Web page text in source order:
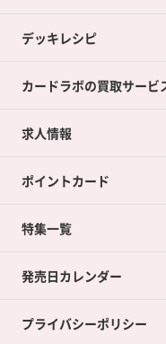
デッキレシピ
カードラボの買取サービ
カードラボの買取サービ
店舗買取について
ネット買取について
買取承諾書について
求人情報
ポイントカード
ポイントカードTOP
ポイント交換景品
特集一覧
発売日カレンダー
プライバシーポリシー